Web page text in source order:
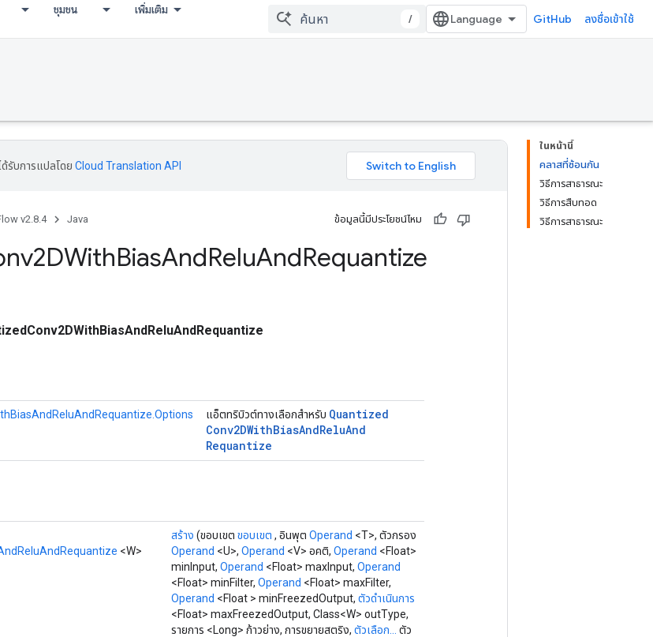
ชุมชน เพิ่มเติม
/ GitHub ลงชื่อเข้าใช้
ในหน้านี้
คลาสที่ซ้อนกัน
วิธีการสาธารณะ
วิธีการสืบทอด
วิธีการสาธารณะ
ด้รับการแปลโดย Cloud Translation API
v2.8.4 Java ข้อมูลนี้มีประโยชน์ไหม
BiasAndReluAndRequantize
แอ็ตทริบิวต์ทางเลือกสำหรับ Quantized
Conv2DWithBiasAndReluAnd
Requantize
<W>
สร้าง (ขอบเขต ขอบเขต , อินพุต Operand <T>, ตัวกรอง
Operand <U>, Operand <V> อคติ, Operand <Float>
minInput, Operand <Float> maxInput, Operand
<Float> minFilter, Operand <Float> maxFilter,
Operand <Float > minFreezedOutput, ตัวดำเนินการ
<Float> maxFreezedOutput, Class<W> outType,
รายการ <Long> ก้าวย่าง, การขยายสตริง, ตัวเลือก...
ตัว